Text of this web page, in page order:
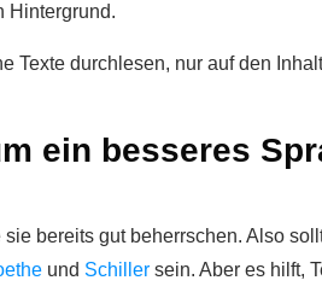
Hintergrund.
Texte durchlesen, nur auf den
ein besseres
bereits gut beherrschen. Also
und Schiller sein. Aber es hilft,